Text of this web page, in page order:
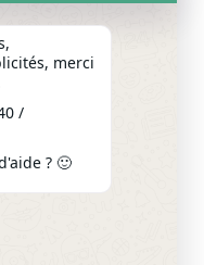
TADO
DE SON
La...
merci
/
? 🙂